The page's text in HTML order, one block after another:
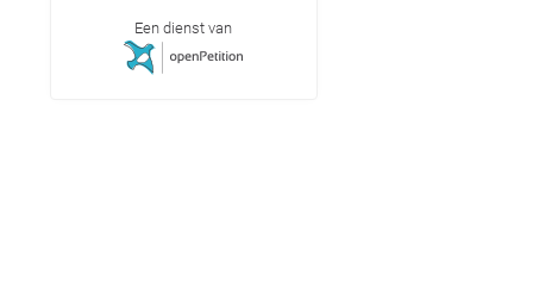
Een dienst van